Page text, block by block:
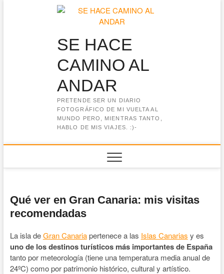
SE HACE
CAMINO AL
ANDAR
PRETENDE SER UN DIARIO
FOTOGRÁFICO DE MI VUELTA AL
MUNDO PERO, MIENTRAS TANTO,
HABLO DE MIS VIAJES. :)-
Qué ver en Gran Canaria: mis visitas
recomendadas
La isla deGran Canariapertenece a las Islas Canarias y es
uno de los destinos turísticos más importantes de España
tanto por meteorología (tiene una temperatura media anual de
24ºC) como por patrimonio histórico, cultural y artístico.